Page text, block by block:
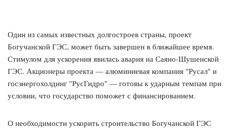
Один из самых известных долгостроев страны, проект
Богучанской ГЭС, может быть завершен в ближайшее время.
Стимулом для ускорения явилась авария на Саяно-Шушенской
ГЭС. Акционеры проекта — алюминиевая компания "Русал" и
госэнергохолдинг "РусГидро" — готовы к ударным темпам при
условии, что государство поможет с финансированием.
О необходимости ускорить строительство Богучанской ГЭС